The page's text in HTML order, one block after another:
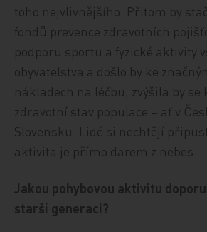
toho nejvlivnějšího. Přitom by
fondů prevence zdravotních
podporu sportu a fyzické aktivity
obyvatelstva a došlo by ke
nákladech na léčbu, zvýšila by se
zdravotní stav populace – ať v
Slovensku. Lidé si nechtějí
aktivita je přímo darem z nebes.
Jakou pohybovou aktivitu
starší generaci?